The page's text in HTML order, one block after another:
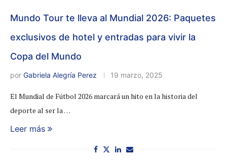
Mundo Tour te lleva al Mundial 2026: Paquetes
exclusivos de hotel y entradas para vivir la
Copa del Mundo
por Gabriela Alegría Perez 19 marzo, 2025
El Mundial de Fútbol 2026 marcará un hito en la historia del
deporte al ser la …
Leer más